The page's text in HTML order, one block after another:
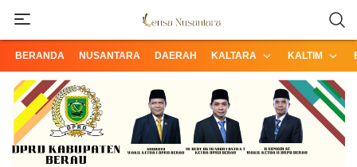
Lensa Nusantara
Informasi Terpercaya dari Nusantara
BERANDA NUSANTARA DAERAH KALTARA KALTIM